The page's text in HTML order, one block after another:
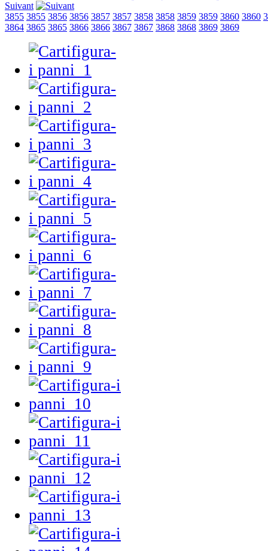
Suivant
3855 3855 3856 3856 3857 3857 3858 3858 3859 3859 3860 3860
3864 3865 3865 3866 3866 3867 3867 3868 3868 3869 3869